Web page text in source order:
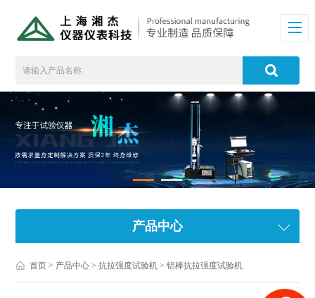
产品中心
首页 > 产品中心 >抗拉强度试验机 >铝棒抗拉强度试验机